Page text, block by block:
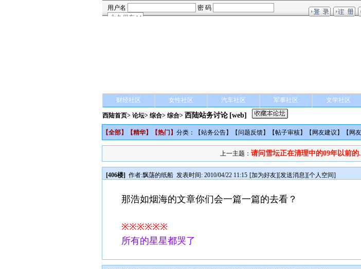
财经社区 女性社区 汽车社区 军事社区 文学社区
西陆首页> 论坛> 综合> 综合> 西陆站务讨论 [web]
【全部】【精华】【热门 】 分类：【站务公告】【问题反馈】【帖子审核】【 网友建议 】【 网
上一主题： 请问雪坛正在清理中的09年以前的
[406楼] 作者:飘荡的纸船 发表时间: 2010/04/22 11:15 [加为好友][发送消息][个人空间]
那浩如烟海的文章你们会一篇一篇的去看？
※※※※※※
所有的星星都哭了